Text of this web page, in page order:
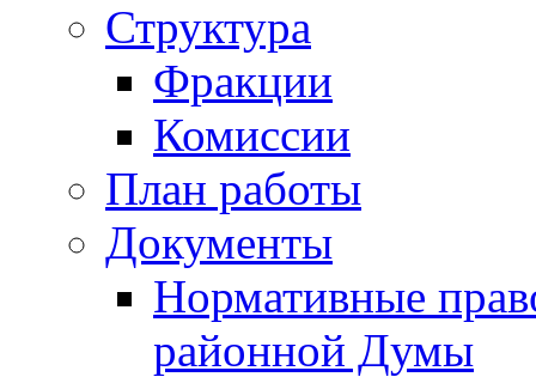
Структура
Фракции
Комиссии
План работы
Документы
Нормативные
районной Думы